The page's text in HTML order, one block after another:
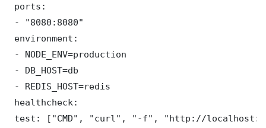
ports:
- "8080:8080"
environment:
- NODE_ENV=production
- DB_HOST=db
- REDIS_HOST=redis
healthcheck:
test: ["CMD", "curl", "-f", "http://